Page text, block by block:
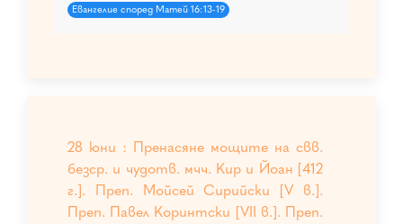
Евангелие според Матей 16:13-19
28 юни : Пренасяне мощите на свв.
безср. и чудотв. мчч. Кир и Йоан [412
г.]. Преп. Мойсей Сирийски [V в.].
Преп. Павел Коринтски [VII в.]. Преп.